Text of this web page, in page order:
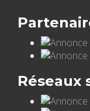
Réseaux